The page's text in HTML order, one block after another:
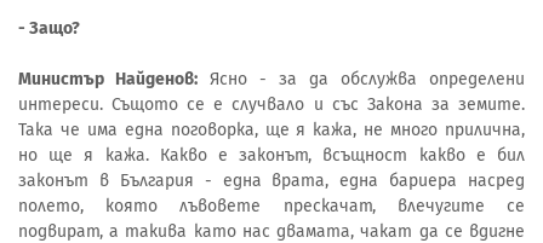
- Защо?
Министър Найденов: Ясно - за да обслужва определени
интереси. Същото се е случвало и със Закона за земите.
Така че има една поговорка, ще я кажа, не много прилична,
но ще я кажа. Какво е законът, всъщност какво е бил
законът в България - една врата, една бариера насред
полето, която лъвовете прескачат, влечугите се
подвират, а такива като нас двамата, чакат да се вдигне